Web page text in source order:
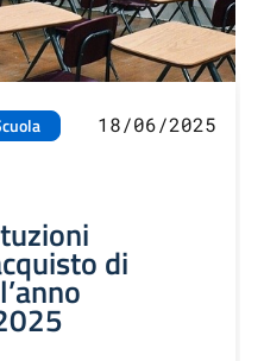
18/06/2025
di